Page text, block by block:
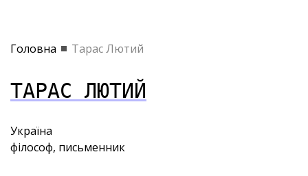
Головна Тарас Лютий
ТАРАС ЛЮТИЙ
Україна
філософ, письменник